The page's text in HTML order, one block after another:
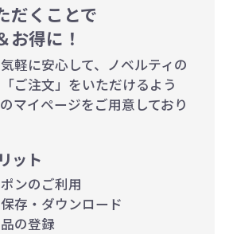
個未満（1式：18,000円）
個の場合：42円（1個
個の場合：35円（1個
以上：28円（1個当た
だくことで
お得に！
軽に安心して、ノベルティの
「ご注文」をいただけるよう
マイページをご用意しており
ット
ンのご利用
存・ダウンロード
の登録